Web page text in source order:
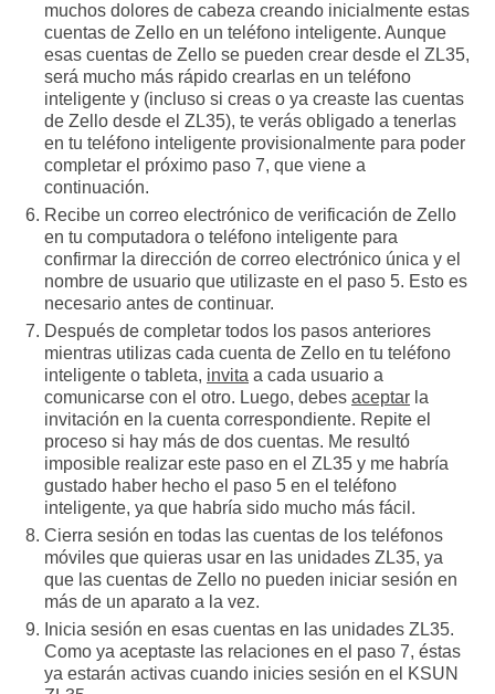
muchos dolores de cabeza creando inicialmente estas
cuentas de Zello en un teléfono inteligente. Aunque
esas cuentas de Zello se pueden crear desde el ZL35,
será mucho más rápido crearlas en un teléfono
inteligente y (incluso si creas o ya creaste las cuentas
de Zello desde el ZL35), te verás obligado a tenerlas
en tu teléfono inteligente provisionalmente para poder
completar el próximo paso 7, que viene a
continuación.
Recibe un correo electrónico de verificación de Zello
en tu computadora o teléfono inteligente para
confirmar la dirección de correo electrónico única y el
nombre de usuario que utilizaste en el paso 5. Esto es
necesario antes de continuar.
Después de completar todos los pasos anteriores
mientras utilizas cada cuenta de Zello en tu teléfono
inteligente o tableta, invita a cada usuario a
comunicarse con el otro. Luego, debes aceptar la
invitación en la cuenta correspondiente. Repite el
proceso si hay más de dos cuentas. Me resultó
imposible realizar este paso en el ZL35 y me habría
gustado haber hecho el paso 5 en el teléfono
inteligente, ya que habría sido mucho más fácil.
Cierra sesión en todas las cuentas de los teléfonos
móviles que quieras usar en las unidades ZL35, ya
que las cuentas de Zello no pueden iniciar sesión en
más de un aparato a la vez.
Inicia sesión en esas cuentas en las unidades ZL35.
Como ya aceptaste las relaciones en el paso 7, éstas
ya estarán activas cuando inicies sesión en el KSUN